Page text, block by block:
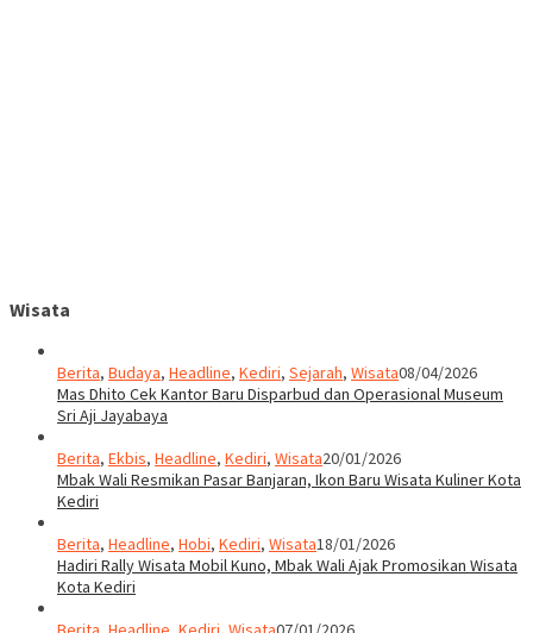
Wisata
Berita, Budaya, Headline, Kediri, Sejarah, Wisata08/04/2026
Mas Dhito Cek Kantor Baru Disparbud dan Operasional Museum
Sri Aji Jayabaya
Berita, Ekbis, Headline, Kediri, Wisata20/01/2026
Mbak Wali Resmikan Pasar Banjaran, Ikon Baru Wisata Kuliner Kota
Kediri
Berita, Headline, Hobi, Kediri, Wisata18/01/2026
Hadiri Rally Wisata Mobil Kuno, Mbak Wali Ajak Promosikan Wisata
Kota Kediri